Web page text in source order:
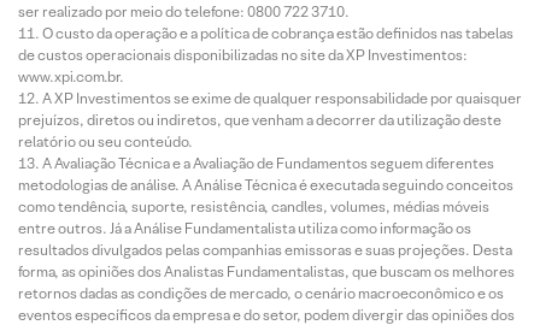
ser realizado por meio do telefone: 0800 722 3710.
O custo da operação e a política de cobrança estão definidos nas tabelas
de custos operacionais disponibilizadas no site da XP Investimentos:
www.xpi.com.br.
A XP Investimentos se exime de qualquer responsabilidade por quaisquer
prejuízos, diretos ou indiretos, que venham a decorrer da utilização deste
relatório ou seu conteúdo.
A Avaliação Técnica e a Avaliação de Fundamentos seguem diferentes
metodologias de análise. A Análise Técnica é executada seguindo conceitos
como tendência, suporte, resistência, candles, volumes, médias móveis
entre outros. Já a Análise Fundamentalista utiliza como informação os
resultados divulgados pelas companhias emissoras e suas projeções. Desta
forma, as opiniões dos Analistas Fundamentalistas, que buscam os melhores
retornos dadas as condições de mercado, o cenário macroeconômico e os
eventos específicos da empresa e do setor, podem divergir das opiniões dos